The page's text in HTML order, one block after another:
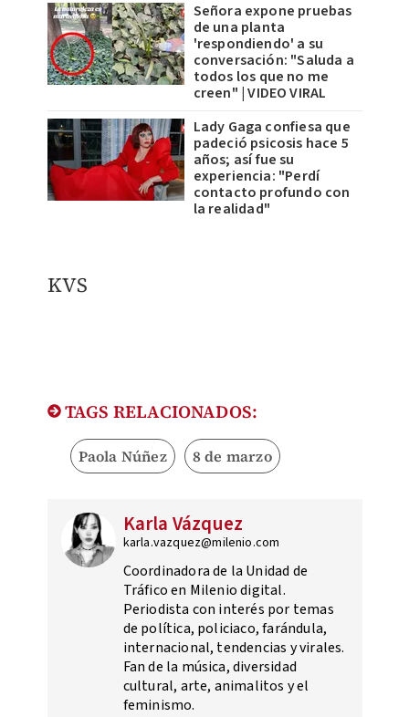
Señora expone pruebas
de una planta
'respondiendo' a su
conversación: "Saluda a
todos los que no me
creen" | VIDEO VIRAL
Lady Gaga confiesa que
padeció psicosis hace 5
años; así fue su
experiencia: "Perdí
contacto profundo con
la realidad"
KVS
TAGS RELACIONADOS:
Paola Núñez 8 de marzo
Karla Vázquez
karla.vazquez@milenio.com
Coordinadora de la Unidad de
Tráfico en Milenio digital.
Periodista con interés por temas
de política, policiaco, farándula,
internacional, tendencias y virales.
Fan de la música, diversidad
cultural, arte, animalitos y el
feminismo.